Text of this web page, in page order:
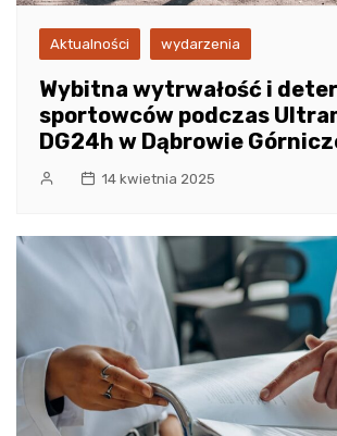
Aktualności wydarzenia
Wybitna wytrwałość i
sportowców podczas
DG24h w Dąbrowie
14 kwietnia 2025